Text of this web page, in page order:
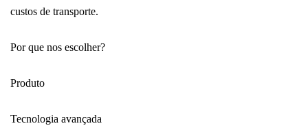
custos de transporte.
Por que nos escolher?
Produto
Tecnologia avançada